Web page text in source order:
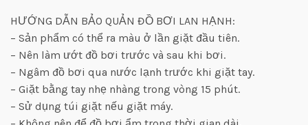
HƯỚNG DẪN BẢO QUẢN ĐỒ BƠI LAN HẠNH:
– Sản phẩm có thể ra màu ở lần giặt đầu tiên.
– Nên làm ướt đồ bơi trước và sau khi bơi.
– Ngâm đồ bơi qua nước lạnh trước khi giặt tay.
– Giặt bằng tay nhẹ nhàng trong vòng 15 phút.
– Sử dụng túi giặt nếu giặt máy.